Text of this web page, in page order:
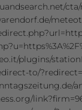
plugins/
to/